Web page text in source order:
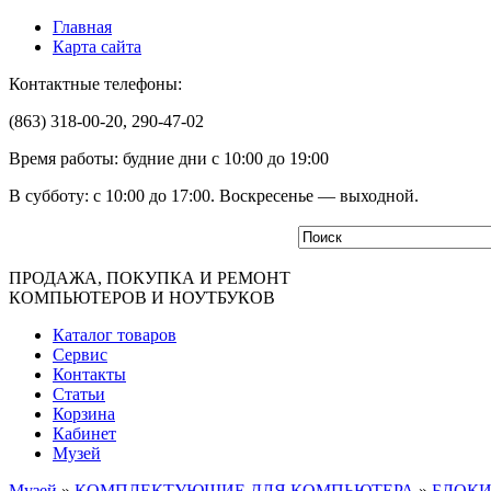
Главная
Карта сайта
Контактные телефоны:
(863) 318-00-20, 290-47-02
Время работы: будние дни с 10:00 до 19:00
В субботу: с 10:00 до 17:00. Воскресенье — выходной.
ПРОДАЖА, ПОКУПКА И РЕМОНТ
КОМПЬЮТЕРОВ И НОУТБУКОВ
Каталог товаров
Сервис
Контакты
Статьи
Корзина
Кабинет
Музей